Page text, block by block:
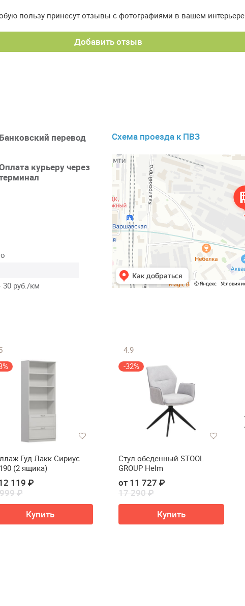
пользу принесут отзывы с фотографиями в вашем интерьере.
Добавить отзыв
Банковский перевод
курьеру через
30 руб./км
Схема проезда к ПВЗ
Гуд Лакк Сириус
(2 ящика)
119 ₽
₽
Купить
4.9
-32%
Стул обеденный STOOL
GROUP Helm
от 11 727 ₽
17 290 ₽
Купить